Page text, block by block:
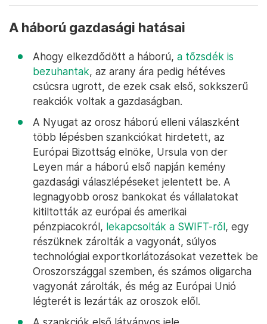
A háború gazdasági hatásai
Ahogy elkezdődött a háború, a tőzsdék is
bezuhantak, az arany ára pedig hétéves
csúcsra ugrott, de ezek csak első, sokkszerű
reakciók voltak a gazdaságban.
A Nyugat az orosz háború elleni válaszként
több lépésben szankciókat hirdetett, az
Európai Bizottság elnöke, Ursula von der
Leyen már a háború első napján kemény
gazdasági válaszlépéseket jelentett be. A
legnagyobb orosz bankokat és vállalatokat
kitiltották az európai és amerikai
pénzpiacokról, lekapcsolták a SWIFT-ről, egy
részüknek zárolták a vagyonát, súlyos
technológiai exportkorlátozásokat vezettek be
Oroszországgal szemben, és számos oligarcha
vagyonát zárolták, és még az Európai Unió
légterét is lezárták az oroszok elől.